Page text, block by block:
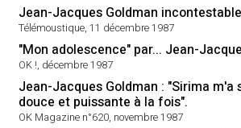
Jean-Jacques Goldman incontestable
Télémoustique, 11 décembre 1987
"Mon adolescence" par... Jean-
OK !, décembre 1987
Jean-Jacques Goldman : "Sirima m'a
douce et puissante à la fois".
OK Magazine n°620, novembre 1987